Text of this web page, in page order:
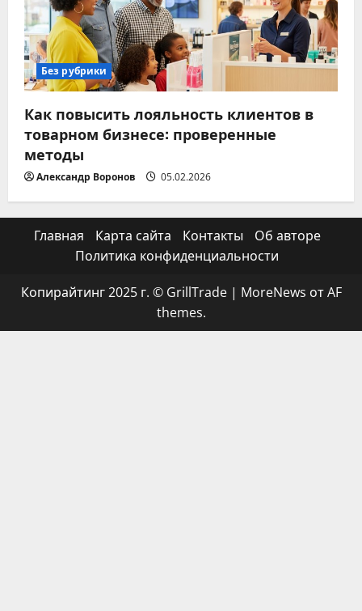
Без рубрики
Как повысить лояльность клиентов в
товарном бизнесе: проверенные
методы
Александр Воронов 05.02.2026
Главная Карта сайта Контакты
Об авторе
Политика конфиденциальности
Копирайтинг 2025 г. © GrillTrade | MoreNews от AF
themes.